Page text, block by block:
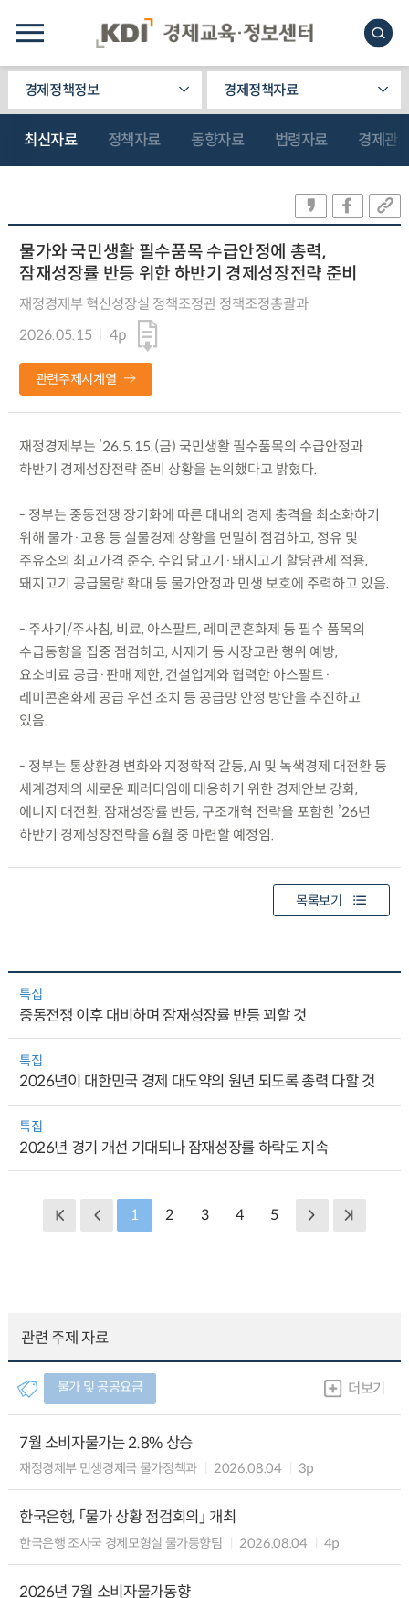
경제정책정보 경제정책자료
최신자료 정책자료 동향자료 법령자료 경제관
물가와 국민생활 필수품목 수급안정에 총력,
잠재성장률 반등 위한 하반기 경제성장전략 준비
재정경제부 혁신성장실 정책조정관 정책조정총괄과
2026.05.15
4p
관련주제시계열
재정경제부는 ’26.5.15.(금) 국민생활 필수품목의 수급안정과
하반기 경제성장전략 준비 상황을 논의했다고 밝혔다.
- 정부는 중동전쟁 장기화에 따른 대내외 경제 충격을 최소화하기
위해 물가·고용 등 실물경제 상황을 면밀히 점검하고, 정유 및
주유소의 최고가격 준수, 수입 닭고기·돼지고기 할당관세 적용,
돼지고기 공급물량 확대 등 물가안정과 민생 보호에 주력하고 있음.
- 주사기/주사침, 비료, 아스팔트, 레미콘혼화제 등 필수 품목의
수급동향을 집중 점검하고, 사재기 등 시장교란 행위 예방,
요소비료 공급·판매 제한, 건설업계와 협력한 아스팔트·
레미콘혼화제 공급 우선 조치 등 공급망 안정 방안을 추진하고
있음.
- 정부는 통상환경 변화와 지정학적 갈등, AI 및 녹색경제 대전환 등
세계경제의 새로운 패러다임에 대응하기 위한 경제안보 강화,
에너지 대전환, 잠재성장률 반등, 구조개혁 전략을 포함한 ’26년
하반기 경제성장전략을 6월 중 마련할 예정임.
목록보기
특집
중동전쟁 이후 대비하며 잠재성장률 반등 꾀할 것
특집
2026년이 대한민국 경제 대도약의 원년 되도록 총력 다할 것
특집
2026년 경기 개선 기대되나 잠재성장률 하락도 지속
1 2 3 4 5
관련 주제 자료
물가 및 공공요금 더보기
7월 소비자물가는 2.8% 상승
재정경제부 민생경제국 물가정책과 2026.08.04 3p
한국은행, 「물가 상황 점검회의」 개최
한국은행 조사국 경제모형실 물가동향팀 2026.08.04 4p
2026년 7월 소비자물가동향